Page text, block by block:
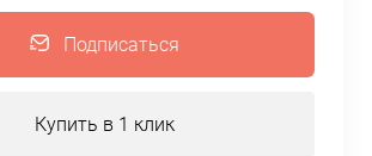
Подписаться
Купить в 1 клик